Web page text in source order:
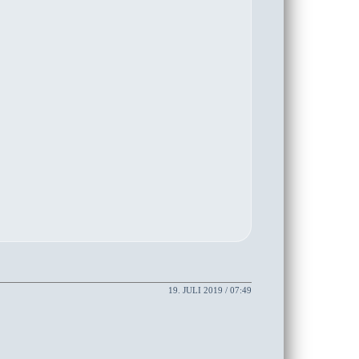
19. JULI 2019 / 07:49